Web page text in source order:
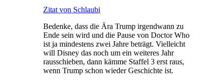
Zitat von Schlaubi
Bedenke, dass die Ära Trump irgendwann zu
Ende sein wird und die Pause von Doctor Who
ist ja mindestens zwei Jahre beträgt. Vielleicht
will Disney das noch um ein weiteres Jahr
rausschieben, dann kämme Staffel 3 erst raus,
wenn Trump schon wieder Geschichte ist.